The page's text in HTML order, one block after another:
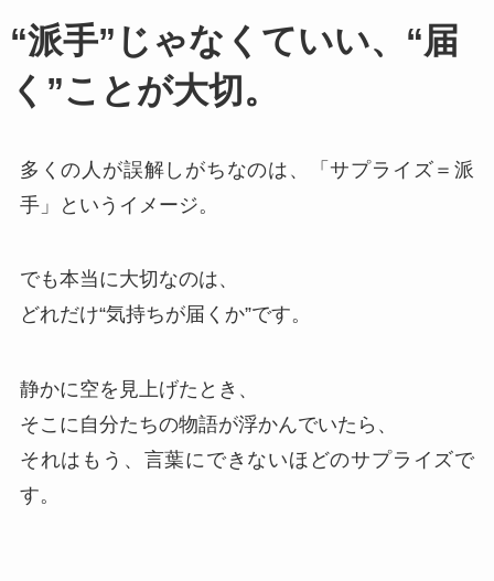
“派手”じゃなくていい、“届
く”ことが大切。
多くの人が誤解しがちなのは、「サプライズ＝派
手」というイメージ。
でも本当に大切なのは、
どれだけ“気持ちが届くか”です。
静かに空を見上げたとき、
そこに自分たちの物語が浮かんでいたら、
それはもう、言葉にできないほどのサプライズで
す。